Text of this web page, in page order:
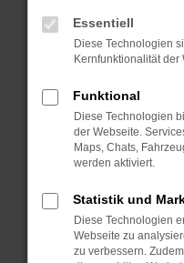
Prüfe deine
Manche
können das
anderen
Fenster?
Starte dein
vorübergehende
Stelle sicher,
Betriebssystem
Essentiell
Diese Technologien
Kernfunktionalität
Funktional
Diese Technologien
der Webseite.
Maps, Chats,
werden aktiviert.
Statistik und
Diese Technologien
Webseite zu
zu verbessern.